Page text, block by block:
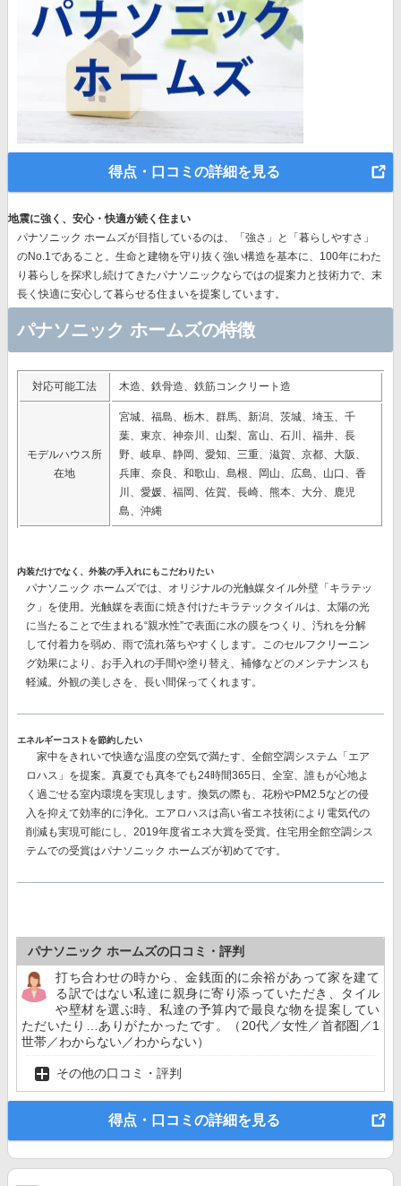
得点・口コミの詳細を見る
地震に強く、安心・快適が続く住まい
パナソニック ホームズが目指しているのは、「強さ」と「暮らしやすさ」
のNo.1であること。生命と建物を守り抜く強い構造を基本に、 100年にわた
り暮らしを探求し続けてきたパナソニックならではの提案力と技術力で、末
長く快適に安心して暮らせる住まいを提案しています。
パナソニック ホームズの特徴
対応可能工法 木造、鉄骨造、鉄筋コンクリート造
モデルハウス所
在地
宮城、福島、栃木、群馬、新潟、茨城、埼玉、千
葉、東京、神奈川、山梨、富山、石川、福井、長
野、岐阜、静岡、愛知、三重、滋賀、京都、大阪、
兵庫、奈良、和歌山、島根、岡山、広島、山口、香
川、愛媛、福岡、佐賀、長崎、熊本、大分、鹿児
島、沖縄
内装だけでなく、外装の手入れにもこだわりたい
パナソニック ホームズでは、オリジナルの光触媒タイル外壁「キラテッ
ク」 を使用。光触媒を表面に焼き付けたキラテックタイルは、太陽の光
に当たることで生まれる“親水性”で表面に水の膜をつくり、汚れを分解
して付着力を弱め、雨で流れ落ちやすくします。このセルフクリーニン
グ効果により、 お手入れの手間や塗り替え、補修などのメンテナンスも
軽減。 外観の美しさを、長い間保ってくれます。
エネルギーコストを節約したい
家中をきれいで快適な温度の空気で満たす、 全館空調システム「エア
ロハス」 を提案。真夏でも真冬でも24時間365日、全室、誰もが心地よ
く過ごせる室内環境を実現します。換気の際も、花粉やPM2.5などの侵
入を抑えて効率的に浄化。エアロハスは高い省エネ技術により電気代の
削減も実現可能にし、 2019年度省エネ大賞を受賞。 住宅用全館空調シス
テムでの受賞はパナソニック ホームズが初めてです。
パナソニック ホームズの口コミ・評判
打ち合わせの時から、金銭面的に余裕があって家を建て
る訳ではない私達に親身に寄り添っていただき、タイル
や壁材を選ぶ時、私達の予算内で最良な物を提案してい
ただいたり…ありがたかったです。（20代／女性／首都圏／1
世帯／わからない／わからない）
その他の口コミ・評判
得点・口コミの詳細を見る